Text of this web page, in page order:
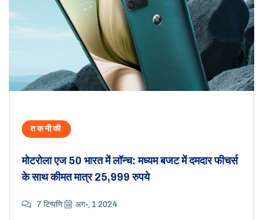
तकनीकी
मोटरोला एज 50 भारत में लॉन्च: मध्यम बजट में दमदार फीचर्स
के साथ कीमत मात्र 25,999 रुपये
7 टिप्पणि अग॰, 1 2024